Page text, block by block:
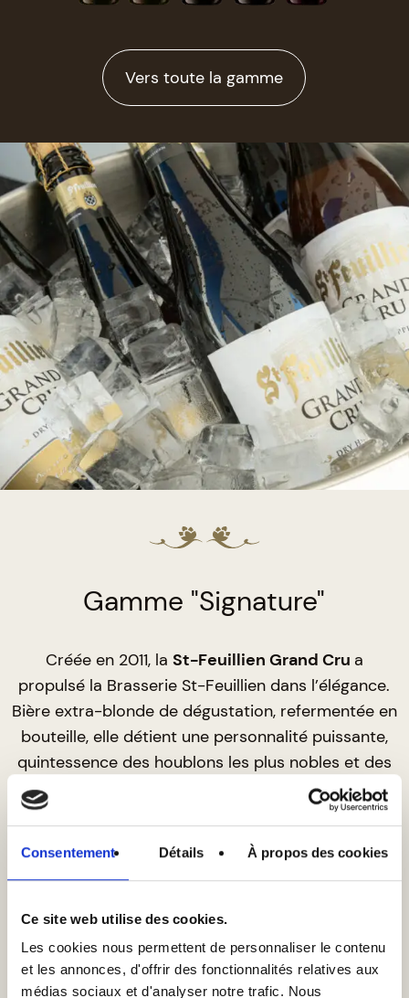
Consentement Détails À propos des cookies
Ce site web utilise des cookies.
Les cookies nous permettent de personnaliser le contenu
et les annonces, d'offrir des fonctionnalités relatives aux
médias sociaux et d'analyser notre trafic. Nous
Vers toute la gamme
Gamme "Signature"
Créée en 2011, la St-Feuillien Grand Cru a
propulsé la Brasserie St-Feuillien dans l’élégance.
Bière extra-blonde de dégustation, refermentée en
bouteille, elle détient une personnalité puissante,
quintessence des houblons les plus nobles et des
arômes de fermentation les plus fins.
Elle se distingue des autres bières de la maison
par l’absence d’épices, un houblonnage à cru, non
filtrée et l’utilisation d’une levure de champagne
Vers toute la gamme